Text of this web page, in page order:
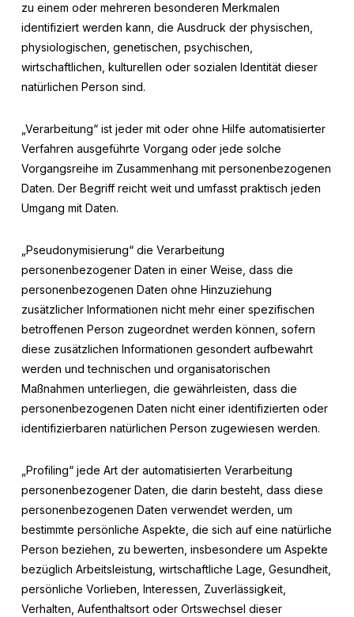
zu einem oder mehreren besonderen Merkmalen
identifiziert werden kann, die Ausdruck der physischen,
physiologischen, genetischen, psychischen,
wirtschaftlichen, kulturellen oder sozialen Identität dieser
natürlichen Person sind.
„Verarbeitung“ ist jeder mit oder ohne Hilfe automatisierter
Verfahren ausgeführte Vorgang oder jede solche
Vorgangsreihe im Zusammenhang mit personenbezogenen
Daten. Der Begriff reicht weit und umfasst praktisch jeden
Umgang mit Daten.
„Pseudonymisierung“ die Verarbeitung
personenbezogener Daten in einer Weise, dass die
personenbezogenen Daten ohne Hinzuziehung
zusätzlicher Informationen nicht mehr einer spezifischen
betroffenen Person zugeordnet werden können, sofern
diese zusätzlichen Informationen gesondert aufbewahrt
werden und technischen und organisatorischen
Maßnahmen unterliegen, die gewährleisten, dass die
personenbezogenen Daten nicht einer identifizierten oder
identifizierbaren natürlichen Person zugewiesen werden.
„Profiling“ jede Art der automatisierten Verarbeitung
personenbezogener Daten, die darin besteht, dass diese
personenbezogenen Daten verwendet werden, um
bestimmte persönliche Aspekte, die sich auf eine natürliche
Person beziehen, zu bewerten, insbesondere um Aspekte
bezüglich Arbeitsleistung, wirtschaftliche Lage, Gesundheit,
persönliche Vorlieben, Interessen, Zuverlässigkeit,
Verhalten, Aufenthaltsort oder Ortswechsel dieser